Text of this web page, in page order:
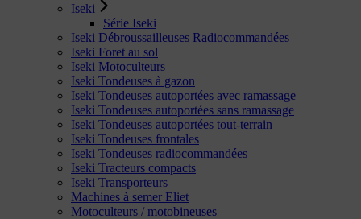
Iseki
Série Iseki
Iseki Débroussailleuses Radiocommandées
Iseki Foret au sol
Iseki Motoculteurs
Iseki Tondeuses à gazon
Iseki Tondeuses autoportées avec ramassage
Iseki Tondeuses autoportées sans ramassage
Iseki Tondeuses autoportées tout-terrain
Iseki Tondeuses frontales
Iseki Tondeuses radiocommandées
Iseki Tracteurs compacts
Iseki Transporteurs
Machines à semer Eliet
Motoculteurs / motobineuses